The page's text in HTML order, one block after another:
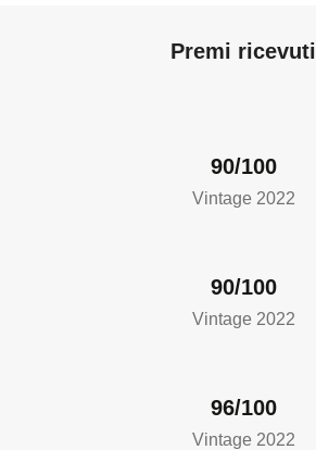
Premi ricevuti
90/100
Vintage 2022
90/100
Vintage 2022
96/100
Vintage 2022